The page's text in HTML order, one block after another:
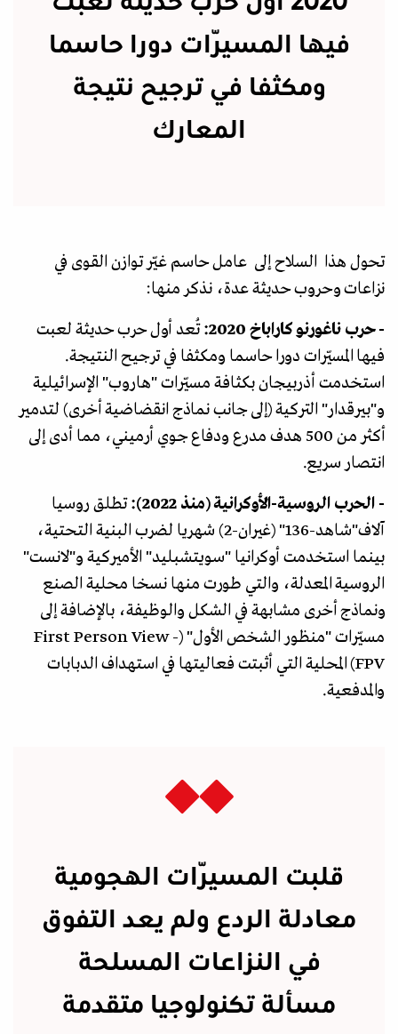
فيها المسيّرات دورا حاسما
ومكثفا في ترجيح نتيجة
المعارك
تحول هذا السلاح إلى عامل حاسم غيّر توازن القوى في
نزاعات وحروب حديثة عدة، نذكر منها:
- حرب ناغورنو كاراباخ 2020:
تُعد أول حرب حديثة لعبت
فيها المسيّرات دورا حاسما ومكثفا في ترجيح النتيجة.
استخدمت أذربيجان بكثافة مسيّرات "هاروب" الإسرائيلية
و"بيرقدار" التركية (إلى جانب نماذج انقضاضية أخرى) لتدمير
أكثر من 500 هدف مدرع ودفاع جوي أرميني، مما أدى إلى
انتصار سريع.
- الحرب الروسية-الأوكرانية (منذ 2022):
تطلق روسيا
آلاف"شاهد-136" (غيران-2) شهريا لضرب البنية التحتية،
بينما استخدمت أوكرانيا "سويتشبليد" الأميركية و"لانست"
الروسية المعدلة، والتي طورت منها نسخا محلية الصنع
ونماذج أخرى مشابهة في الشكل والوظيفة، بالإضافة إلى
مسيّرات "منظور الشخص الأول" (First Person View -
FPV) المحلية التي أثبتت فعاليتها في استهداف الدبابات
والمدفعية.
قلبت المسيّرات الهجومية
معادلة الردع ولم يعد التفوق
في النزاعات المسلحة
مسألة تكنولوجيا متقدمة